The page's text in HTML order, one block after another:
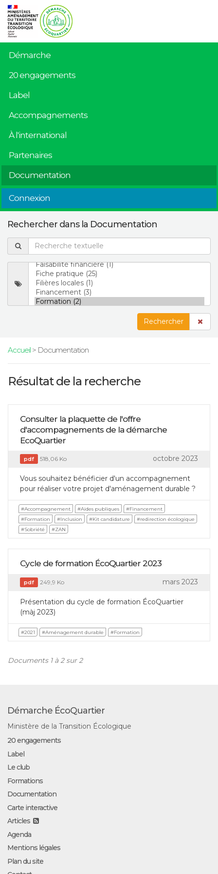
Démarche
20 engagements
Label
Accompagnements
À l'international
Partenaires
Documentation
Connexion
Rechercher dans la Documentation
Rechercher
Accueil> Documentation
Résultat de la recherche
Consulter la plaquette de l'offre
d'accompagnements de la démarche
EcoQuartier
pdf 518,06 Ko octobre 2023
Vous souhaitez bénéficier d'un accompagnement
pour réaliser votre projet d'aménagement durable ?
#Accompagnement #Aides publiques
#Financement
#Formation
#Inclusion #Kit candidature
#redirection écologique
#Sobriété
#ZAN
Cycle de formation ÉcoQuartier 2023
pdf 249,9 Ko mars 2023
Présentation du cycle de formation ÉcoQuartier
(màj 2023)
#2021 #Aménagement durable #Formation
Documents 1 à 2 sur 2
Démarche ÉcoQuartier
Ministère de la Transition Écologique
20 engagements
Label
Le club
Formations
Documentation
Carte interactive
Articles
Agenda
Mentions légales
Plan du site